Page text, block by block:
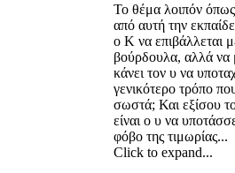
Το θέμα λοιπόν όπως
από αυτή την
ο Κ να επιβάλλεται
βούρδουλα, αλλά να
κάνει τον υ να
γενικότερο τρόπο
σωστά; Και εξίσου
είναι ο υ να
φόβο της τιμωρίας...
Click to expand...